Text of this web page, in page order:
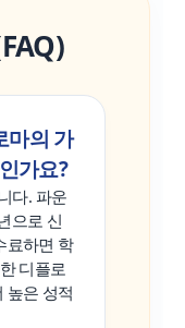
마의 가
가요?
다. 파운
으로 신
료하면 학
디플로
높은 성적